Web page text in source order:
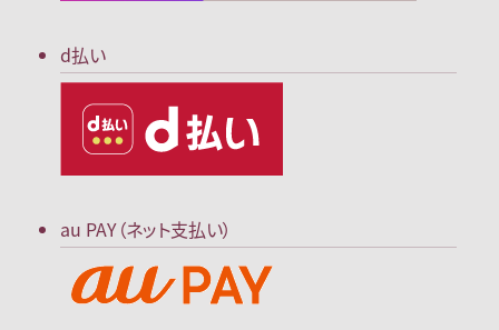
d払い
au PAY（ネット支払い）